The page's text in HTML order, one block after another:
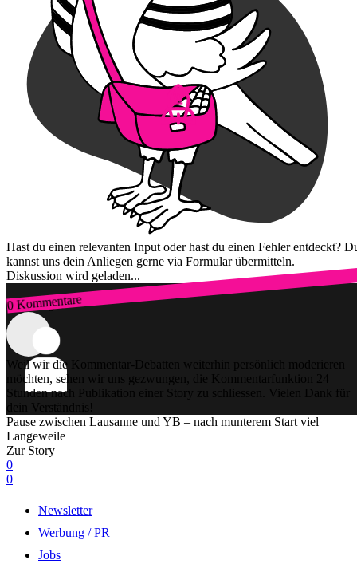
Hast du einen relevanten Input oder hast du einen Fehler entdeckt?
kannst uns dein Anliegen gerne via Formular übermitteln.
Diskussion wird geladen...
0 Kommentare
Zum Login
Weil wir die Kommentar-Debatten weiterhin persönlich moderieren
möchten, sehen wir uns gezwungen, die Kommentarfunktion 24
Stunden nach Publikation einer Story zu schliessen. Vielen Dank für
dein Verständnis!
Pause zwischen Lausanne und YB – nach munterem Start viel
Langeweile
Zur Story
0
0
Newsletter
Werbung / PR
Jobs